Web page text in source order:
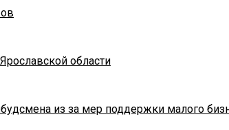
области
из за мер поддержки малого